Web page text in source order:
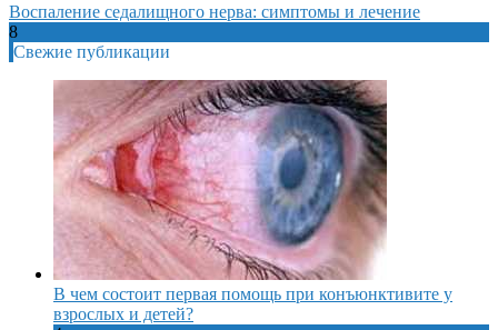
Воспаление седалищного нерва: симптомы и лечение
8
Свежие публикации
В чем состоит первая помощь при конъюнктивите у
взрослых и детей?